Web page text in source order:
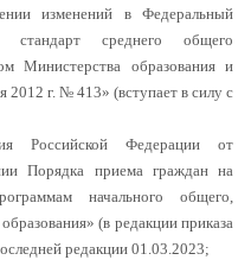
изменений в Федеральный
стандарт среднего общего
Министерства образования и
2012 г. № 413» (вступает в силу с
Российской Федерации от
Порядка приема граждан на
начального общего,
(в редакции приказа
редакции 01.03.2023;